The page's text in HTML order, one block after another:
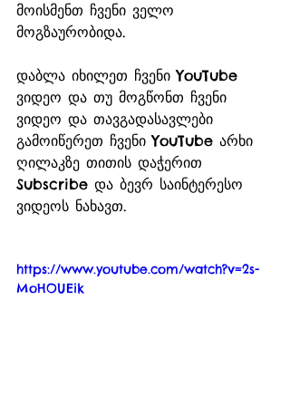
მოისმენთ ჩვენი ველო
მოგზაურობიდა.
დაბლა იხილეთ ჩვენი YouTube
ვიდეო და თუ მოგწონთ ჩვენი
ვიდეო და თავგადასავლები
გამოიწერეთ ჩვენი YouTube არხი
ღილაკზე თითის დაჭერით
Subscribe და ბევრ საინტერესო
ვიდეოს ნახავთ.
https://www.youtube.com/watch?v=2s-
MoHOUEik